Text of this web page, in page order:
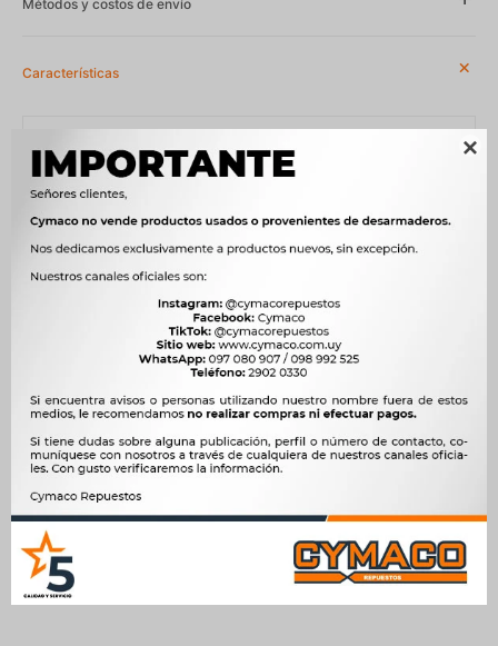

Métodos y costos de envío
Características
Compatibilidad FIAT
Modelo PALIO, PALIO WEEKEND, SIENA, STRADA
1.0 8V FIRE 178F1011 MPI NAFTA, 1.3 16V FIRE 178D6011 NAFTA, 1.3
16V FIRE 178D7055 NAFTA, 1.6 16V E-TORQ 310A5011 NAFTA, 1.6
176A3000 DIESEL
OEM OP010987
Ver mas productos de la marca Vic